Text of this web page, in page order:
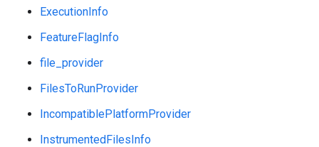
ExecutionInfo
FeatureFlagInfo
file_provider
FilesToRunProvider
IncompatiblePlatformProvider
InstrumentedFilesInfo